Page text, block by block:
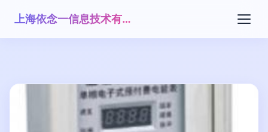
上海依念一信息技术有限公司